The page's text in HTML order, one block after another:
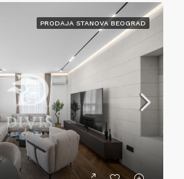
PRODAJA STANOVA BEOGRAD